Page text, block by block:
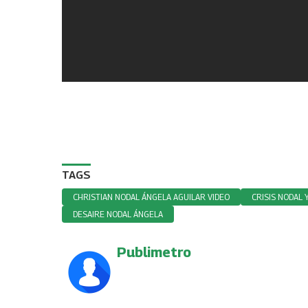
TAGS
CHRISTIAN NODAL ÁNGELA AGUILAR VIDEO CRISIS NODAL
DESAIRE NODAL ÁNGELA
Publimetro